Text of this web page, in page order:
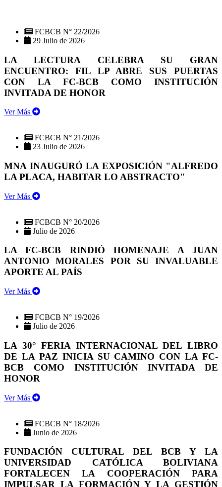
FCBCB N° 22/2026
29 Julio de 2026
LA LECTURA CELEBRA SU GRAN
ENCUENTRO: FIL LP ABRE SUS PUERTAS
CON LA FC-BCB COMO INSTITUCIÓN
INVITADA DE HONOR
Ver Más
FCBCB N° 21/2026
23 Julio de 2026
MNA INAUGURÓ LA EXPOSICIÓN "ALFREDO
LA PLACA, HABITAR LO ABSTRACTO"
Ver Más
FCBCB N° 20/2026
Julio de 2026
LA FC-BCB RINDIÓ HOMENAJE A JUAN
ANTONIO MORALES POR SU INVALUABLE
APORTE AL PAÍS
Ver Más
FCBCB N° 19/2026
Julio de 2026
LA 30° FERIA INTERNACIONAL DEL LIBRO
DE LA PAZ INICIA SU CAMINO CON LA FC-
BCB COMO INSTITUCIÓN INVITADA DE
HONOR
Ver Más
FCBCB N° 18/2026
Junio de 2026
FUNDACIÓN CULTURAL DEL BCB Y LA
UNIVERSIDAD CATÓLICA BOLIVIANA
FORTALECEN LA COOPERACIÓN PARA
IMPULSAR LA FORMACIÓN Y LA GESTIÓN